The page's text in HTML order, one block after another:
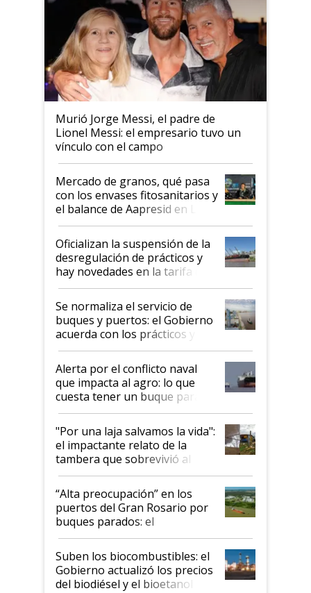
Murió Jorge Messi, el padre de
Lionel Messi: el empresario tuvo un
vínculo con el campo
Mercado de granos, qué pasa
con los envases fitosanitarios y
el balance de Aapresid en La
Posta
Oficializan la suspensión de la
desregulación de prácticos y
hay novedades en la tarifa de
la hidrovía
Se normaliza el servicio de
buques y puertos: el Gobierno
acuerda con los prácticos y
suspende el decreto de
desregulación
Alerta por el conflicto naval
que impacta al agro: lo que
cuesta tener un buque parado
y el peligro de que Argentina
pase a ser "país sucio"
"Por una laja salvamos la vida":
el impactante relato de la
tambera que sobrevivió al
tornado
“Alta preocupación” en los
puertos del Gran Rosario por
buques parados: el
funcionamiento de las
exportadoras en tensión tras
la medida de fuerza de los
prácticos
Suben los biocombustibles: el
Gobierno actualizó los precios
del biodiésel y el bioetanol